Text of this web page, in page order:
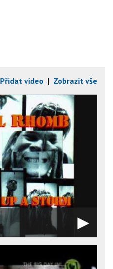
Přidat video | Zobrazit vše